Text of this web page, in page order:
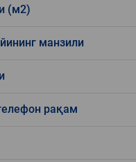
(м2)
манзили
рақам